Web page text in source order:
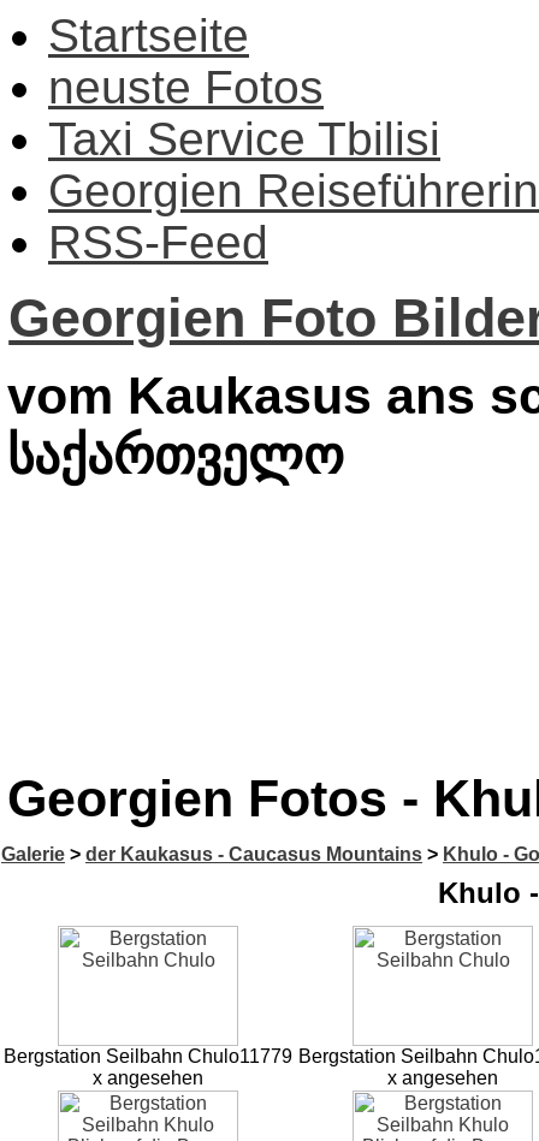
Startseite
neuste Fotos
Taxi Service Tbilisi
Georgien Reiseführerin
RSS-Feed
Georgien Foto
vom Kaukasus ans
საქართველო
Georgien Fotos -
Galerie > der Kaukasus - Caucasus Mountains > Khulo -
Khulo
Bergstation Seilbahn Chulo11779
x angesehen
Bergstation Seilbahn Chulo
x angesehen